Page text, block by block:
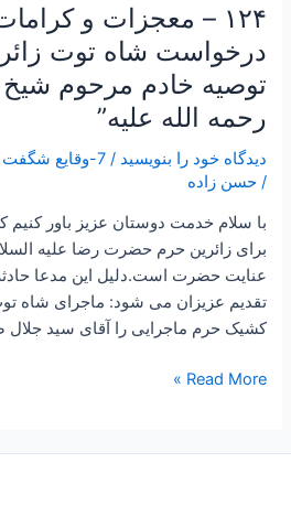
درخواست شاه توت زائر
توصیه خادم مرحوم
رحمه الله علیه”
دیدگاه‌ خود را بنویسید /7-وقایع شگفت Wonderful events
/حسن زاده
با سلام خدمت دوستان عزیز باور کنیم
برای زائرین حرم حضرت رضا علیه
عنایت حضرت است.دلیل این مدعا
تقدیم عزیزان می شود: ماجرای شاه
کشیک حرم ماجرایی را آقای سید
توصیه
خادم
مرحوم
شیخ
جعفر
مجتهدی
رحمه
الله
علیه”
Read More »